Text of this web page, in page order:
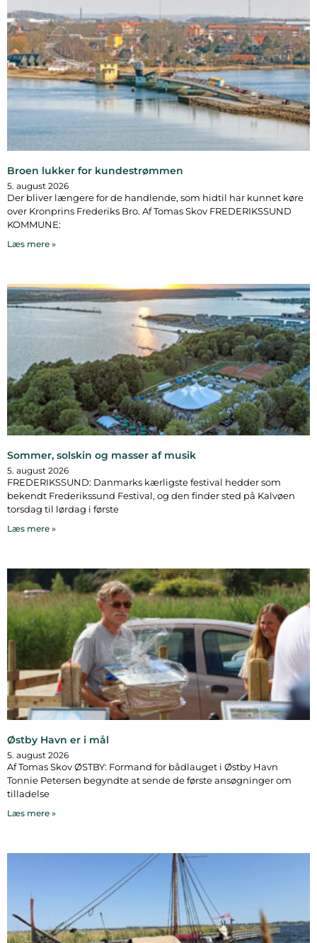
Broen lukker for kundestrømmen
5. august 2026
Der bliver længere for de handlende, som hidtil har kunnet køre
over Kronprins Frederiks Bro. Af Tomas Skov FREDERIKSSUND
KOMMUNE:
Læs mere »
Sommer, solskin og masser af musik
5. august 2026
FREDERIKSSUND: Danmarks kærligste festival hedder som
bekendt Frederikssund Festival, og den finder sted på Kalvøen
torsdag til lørdag i første
Læs mere »
Østby Havn er i mål
5. august 2026
Af Tomas Skov ØSTBY: Formand for bådlauget i Østby Havn
Tonnie Petersen begyndte at sende de første ansøgninger om
tilladelse
Læs mere »